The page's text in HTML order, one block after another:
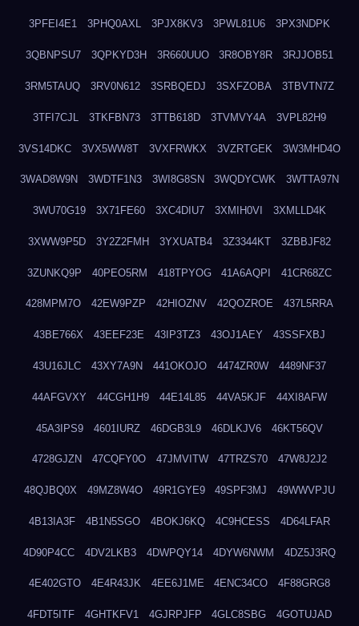
3PFEI4E1 3PHQ0AXL 3PJX8KV3 3PWL81U6 3PX3NDPK
3QBNPSU7 3QPKYD3H 3R660UUO 3R8OBY8R 3RJJOB51
3RM5TAUQ 3RV0N612 3SRBQEDJ 3SXFZOBA 3TBVTN7Z
3TFI7CJL 3TKFBN73 3TTB618D 3TVMVY4A 3VPL82H9
3VS14DKC 3VX5WW8T 3VXFRWKX 3VZRTGEK 3W3MHD4O
3WAD8W9N 3WDTF1N3 3WI8G8SN 3WQDYCWK 3WTTA97N
3WU70G19 3X71FE60 3XC4DIU7 3XMIH0VI 3XMLLD4K
3XWW9P5D 3Y2Z2FMH 3YXUATB4 3Z3344KT 3ZBBJF82
3ZUNKQ9P 40PEO5RM 418TPYOG 41A6AQPI 41CR68ZC
428MPM7O 42EW9PZP 42HIOZNV 42QOZROE 437L5RRA
43BE766X 43EEF23E 43IP3TZ3 43OJ1AEY 43SSFXBJ
43U16JLC 43XY7A9N 441OKOJO 4474ZR0W 4489NF37
44AFGVXY 44CGH1H9 44E14L85 44VA5KJF 44XI8AFW
45A3IPS9 4601IURZ 46DGB3L9 46DLKJV6 46KT56QV
4728GJZN 47CQFY0O 47JMVITW 47TRZS70 47W8J2J2
48QJBQ0X 49MZ8W4O 49R1GYE9 49SPF3MJ 49WWVPJU
4B13IA3F 4B1N5SGO 4BOKJ6KQ 4C9HCESS 4D64LFAR
4D90P4CC 4DV2LKB3 4DWPQY14 4DYW6NWM 4DZ5J3RQ
4E402GTO 4E4R43JK 4EE6J1ME 4ENC34CO 4F88GRG8
4FDT5ITF 4GHTKFV1 4GJRPJFP 4GLC8SBG 4GOTUJAD